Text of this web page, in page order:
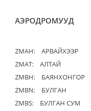
АЭРОДРОМУУД
ZMAH:
АРВАЙХЭЭР
ZMAT:
АЛТАЙ
ZMBH:
БАЯНХОНГОР
ZMBN:
БУЛГАН
ZMBS:
БУЛГАН СУМ